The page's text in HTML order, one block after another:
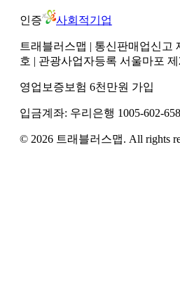
인증 사회적기업
트래블러스맵 | 통신판매업신고
호 | 관광사업자등록 서울마포 제
영업보증보험 6천만원 가입
입금계좌: 우리은행 1005-602-
© 2026 트래블러스맵. All rights